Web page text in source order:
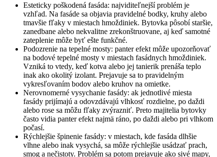
Esteticky poškodená fasáda: najviditeľnejší problém je
vzhľad. Na fasáde sa objavia pravidelné bodky, kruhy alebo
tmavšie fľaky v miestach hmoždiniek. Bytovka pôsobí staršie,
zanedbane alebo nekvalitne zrekonštruovane, aj keď samotné
zateplenie môže byť ešte funkčné.
Podozrenie na tepelné mosty: panter efekt môže upozorňovať
na bodové tepelné mosty v miestach fasádnych hmoždiniek.
Vzniká to vtedy, keď kotva alebo jej tanierik prenáša teplo
inak ako okolitý izolant. Prejavuje sa to pravidelným
vykresľovaním bodov alebo kruhov na omietke.
Nerovnomerné vysychanie fasády: ak jednotlivé miesta
fasády prijímajú a odovzdávajú vlhkosť rozdielne, po daždi
alebo rose sa môžu fľaky zvýrazniť. Preto majitelia bytovky
často vidia panter efekt najmä ráno, po daždi alebo pri vlhkom
počasí.
Rýchlejšie špinenie fasády: v miestach, kde fasáda dlhšie
vlhne alebo inak vysychá, sa môže rýchlejšie usádzať prach,
smog a nečistoty. Problém sa potom prejavuje ako sivé mapy,